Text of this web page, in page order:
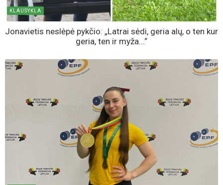
KLAUSYKLA
Jonavietis neslėpė pykčio: „Latrai sėdi, geria alų, o ten kur
geria, ten ir myža...“